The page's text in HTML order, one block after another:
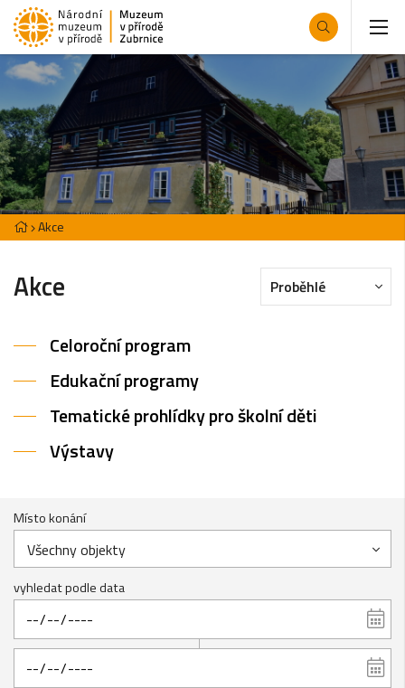
Akce
Akce Proběhlé
Celoroční program
Edukační programy
Tematické prohlídky pro školní děti
Výstavy
Místo konání
Všechny objekty
vyhledat podle data